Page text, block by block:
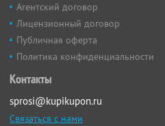
Агентский договор
Лицензионный договор
Публичная оферта
Политика конфиденциальности
Контакты
sprosi@kupikupon.ru
Связаться с нами